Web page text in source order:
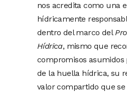
nos acredita como una
hídricamente
dentro del marco del
Hídrica, mismo que
compromisos asumidos
de la huella hídrica, su
valor compartido que se